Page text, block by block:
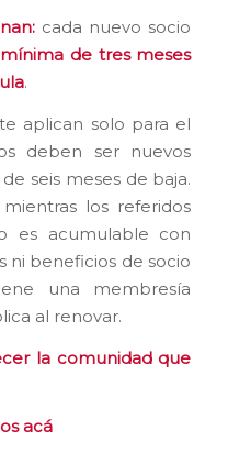
cada nuevo socio
de tres meses
.
aplican solo para el
deben ser nuevos
seis meses de baja.
los referidos
es acumulable con
ni beneficios de socio
una membresía
al renovar.
la comunidad que
acá